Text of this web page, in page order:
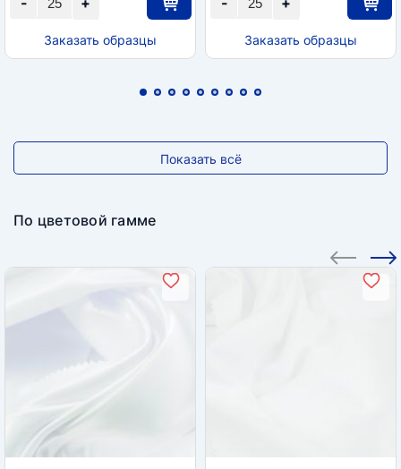
Заказать образцы Заказать образцы
Показать всё
По цветовой гамме